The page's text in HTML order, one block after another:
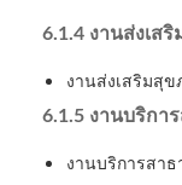
6.1.4 งานส่งเส
งานส่งเสริมสุ
6.1.5 งานบริกา
งานบริการสา